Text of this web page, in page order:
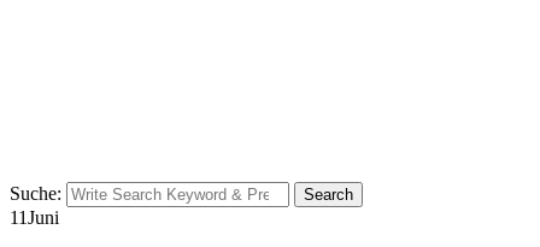
Suche: Search
11Juni